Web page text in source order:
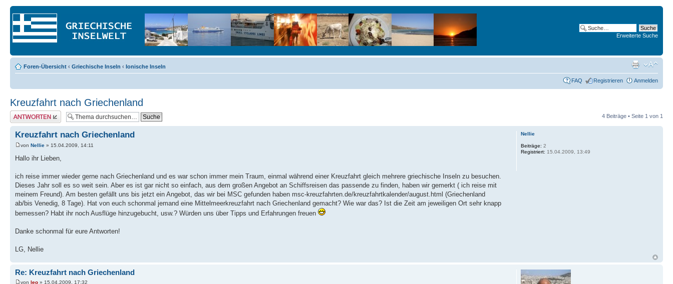
Erweiterte Suche
Foren-Übersicht ‹ Griechische Inseln ‹ Ionische Inseln
FAQ Registrieren Anmelden
Kreuzfahrt nach Griechenland
Antwort erstellen 4 Beiträge • Seite 1 von 1
Kreuzfahrt nach Griechenland
von Nellie » 15.04.2009, 14:11
Hallo ihr Lieben,
ich reise immer wieder gerne nach Griechenland und es war schon immer mein Traum, einmal während einer Kreuzfahrt gleich mehrere griechische Inseln zu besuchen.
Dieses Jahr soll es so weit sein. Aber es ist gar nicht so einfach, aus dem großen Angebot an Schiffsreisen das passende zu finden, haben wir gemerkt ( ich reise mit
meinem Freund). Am besten gefällt uns bis jetzt ein Angebot, das wir bei MSC gefunden haben msc-kreuzfahrten.de/kreuzfahrtkalender/august.html (Griechenland
ab/bis Venedig, 8 Tage). Hat von euch schonmal jemand eine Mittelmeerkreuzfahrt nach Griechenland gemacht? Wie war das? Ist die Zeit am jeweiligen Ort sehr knapp
bemessen? Habt ihr noch Ausflüge hinzugebucht, usw.? Würden uns über Tipps und Erfahrungen freuen
Danke schonmal für eure Antworten!
LG, Nellie
Nellie
Beiträge: 2
Registriert: 15.04.2009, 13:49
Re: Kreuzfahrt nach Griechenland
von leo » 15.04.2009, 17:32